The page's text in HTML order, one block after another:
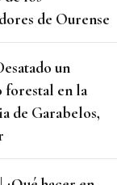
de Ourense
un
forestal en la
de Garabelos,